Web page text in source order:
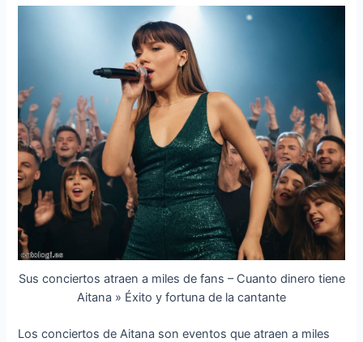
Sus conciertos atraen a miles de fans – Cuanto dinero tiene
Aitana » Éxito y fortuna de la cantante
Los conciertos de Aitana son eventos que atraen a miles